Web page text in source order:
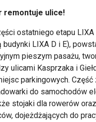
remontuje ulice!
ostatniego etapu LIXA
LIXA D i E),
pieszym pasażu,
ulicami Kasprzaka i
parkingowych. Część
do samochodów
stojaki dla rowerów
dojeżdżających do